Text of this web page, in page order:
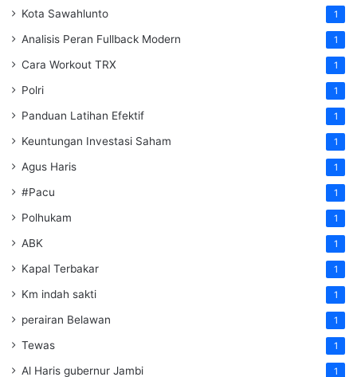
Kota Sawahlunto 1
Analisis Peran Fullback Modern 1
Cara Workout TRX 1
Polri 1
Panduan Latihan Efektif 1
Keuntungan Investasi Saham 1
Agus Haris 1
#Pacu 1
Polhukam 1
ABK 1
Kapal Terbakar 1
Km indah sakti 1
perairan Belawan 1
Tewas 1
Al Haris gubernur Jambi 1